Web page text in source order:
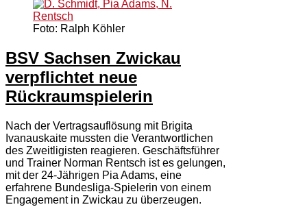
Foto: Ralph Köhler
BSV Sachsen Zwickau
verpflichtet neue
Rückraumspielerin
Nach der Vertragsauflösung mit Brigita
Ivanauskaite mussten die Verantwortlichen
des Zweitligisten reagieren. Geschäftsführer
und Trainer Norman Rentsch ist es gelungen,
mit der 24-Jährigen Pia Adams, eine
erfahrene Bundesliga-Spielerin von einem
Engagement in Zwickau zu überzeugen.